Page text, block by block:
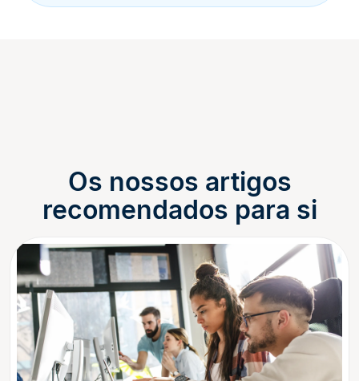
Os nossos artigos
recomendados para si